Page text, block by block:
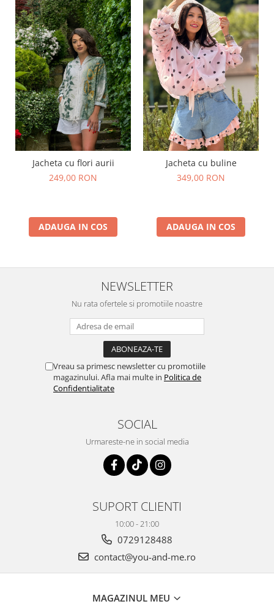
Jacheta cu flori aurii
249,00 RON
ADAUGA IN COS
Jacheta cu buline
349,00 RON
ADAUGA IN COS
NEWSLETTER
Nu rata ofertele si promotiile noastre
Vreau sa primesc newsletter cu promotiile
magazinului. Afla mai multe in Politica de
Confidentialitate
SOCIAL
Urmareste-ne in social media
SUPORT CLIENTI
10:00 - 21:00
0729128488
contact@you-and-me.ro
MAGAZINUL MEU